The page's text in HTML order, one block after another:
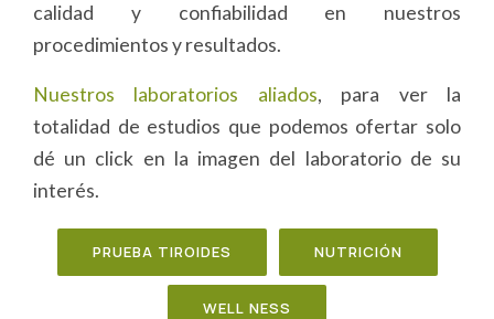
calidad y confiabilidad en nuestros
procedimientos y resultados.
Nuestros laboratorios aliados, para ver la
totalidad de estudios que podemos ofertar solo
dé un click en la imagen del laboratorio de su
interés.
PRUEBA TIROIDES NUTRICIÓN
WELL NESS